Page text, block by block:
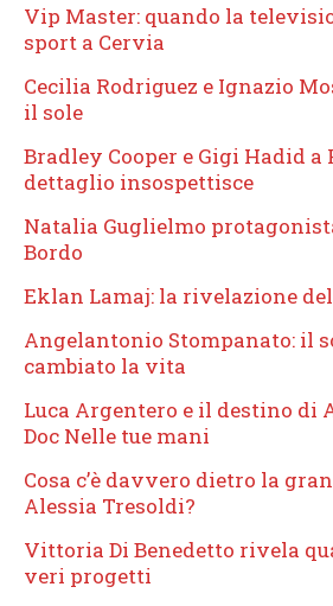
Vip Master: quando la
sport a Cervia
Cecilia Rodriguez e Ignazio
il sole
Bradley Cooper e Gigi Hadid a
dettaglio insospettisce
Natalia Guglielmo
Bordo
Eklan Lamaj: la rivelazione
Angelantonio Stompanato: il
cambiato la vita
Luca Argentero e il destino di
Doc Nelle tue mani
Cosa c’è davvero dietro la
Alessia Tresoldi?
Vittoria Di Benedetto rivela
veri progetti